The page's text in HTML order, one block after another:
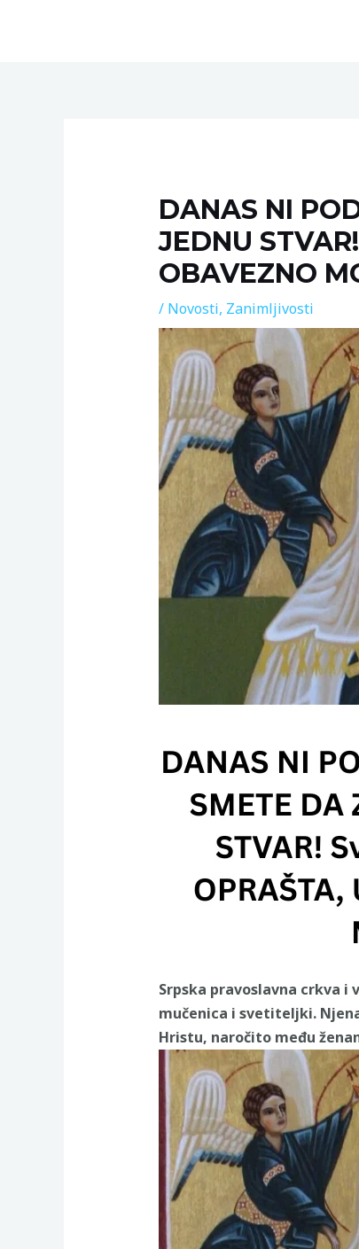
DANAS NI
JEDNU
OBAVEZNO
/ Novosti, Zanimljivosti
Srpska pravoslavna crkva i
mučenica i svetiteljki.
Hristu, naročito među